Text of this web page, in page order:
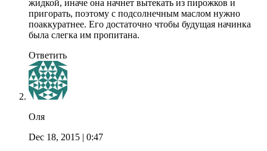
жидкой, иначе она начнет вытекать из пирожков и
пригорать, поэтому с подсолнечным маслом нужно
поаккуратнее. Его достаточно чтобы будущая начинка
была слегка им пропитана.
Ответить
Оля
Dec 18, 2015 | 0:47